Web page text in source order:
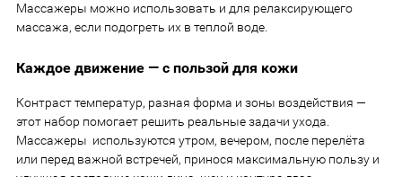
Массажеры можно использовать и для релаксирующего
массажа, если подогреть их в теплой воде.
Каждое движение — с пользой для кожи
Контраст температур, разная форма и зоны воздействия —
этот набор помогает решить реальные задачи ухода.
Массажеры используются утром, вечером, после перелёта
или перед важной встречей, принося максимальную пользу и